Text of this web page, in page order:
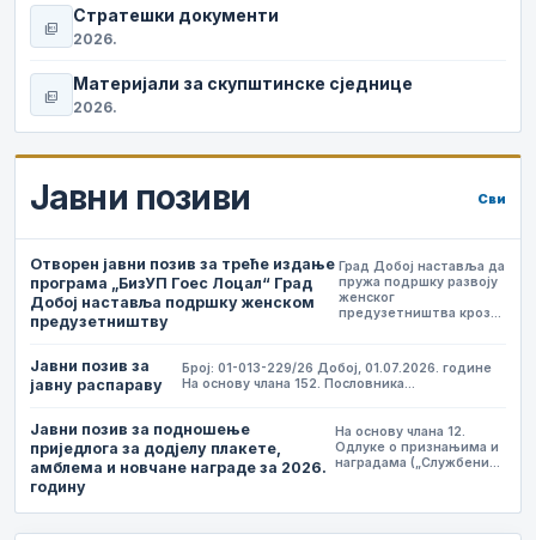
picture_as_pdf
Стратешки документи
2026.
picture_as_pdf
Материјали за скупштинске сједнице
2026.
Јавни позиви Сви
Отворен јавни позив за треће издање
програма „БизУП Гоес Лоцал“ Град
Добој наставља подршку женском
предузетништву
Град Добој наставља да
пружа подршку развоју
женског
предузетништва кроз…
Јавни позив за
јавну распараву
Број: 01-013-229/26 Добој, 01.07.2026. године
На основу члана 152. Пословника…
Јавни позив за подношење
приједлога за додјелу плакете,
амблема и новчане награде за 2026.
годину
На основу члана 12.
Одлуке о признањима и
наградама („Службени…